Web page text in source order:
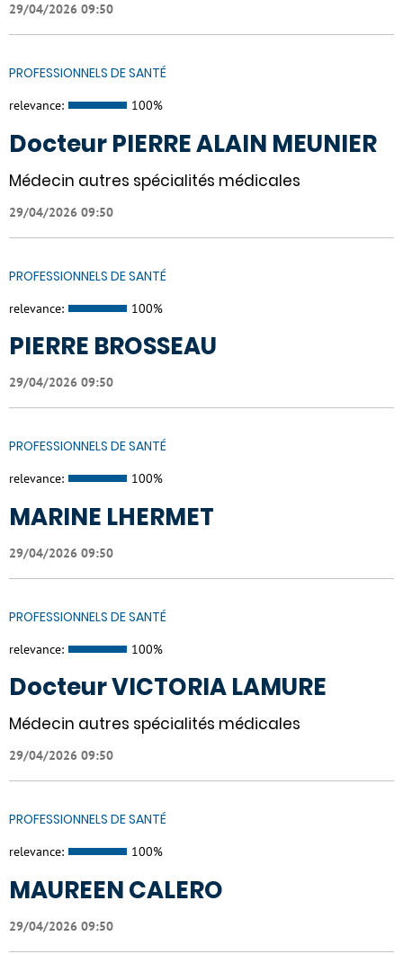
29/04/2026 09:50
PROFESSIONNELS DE SANTÉ
relevance: 100%
Docteur PIERRE ALAIN MEUNIER
Médecin autres spécialités médicales
29/04/2026 09:50
PROFESSIONNELS DE SANTÉ
relevance: 100%
PIERRE BROSSEAU
29/04/2026 09:50
PROFESSIONNELS DE SANTÉ
relevance: 100%
MARINE LHERMET
29/04/2026 09:50
PROFESSIONNELS DE SANTÉ
relevance: 100%
Docteur VICTORIA LAMURE
Médecin autres spécialités médicales
29/04/2026 09:50
PROFESSIONNELS DE SANTÉ
relevance: 100%
MAUREEN CALERO
29/04/2026 09:50